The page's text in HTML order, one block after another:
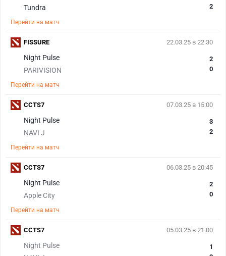
Tundra
2
Перейти на матч
22.03.25 в 22:30
Night Pulse
PARIVISION
2
0
Перейти на матч
FISSURE
07.03.25 в 15:00
Night Pulse
NAVI J
3
2
Перейти на матч
CCTS7
06.03.25 в 20:45
Night Pulse
Apple City
2
0
Перейти на матч
CCTS7
05.03.25 в 21:00
Night Pulse
1
CCTS7